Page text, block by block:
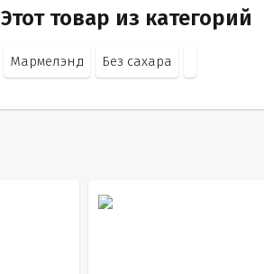
Этот товар из категорий
Мармелэнд Без сахара